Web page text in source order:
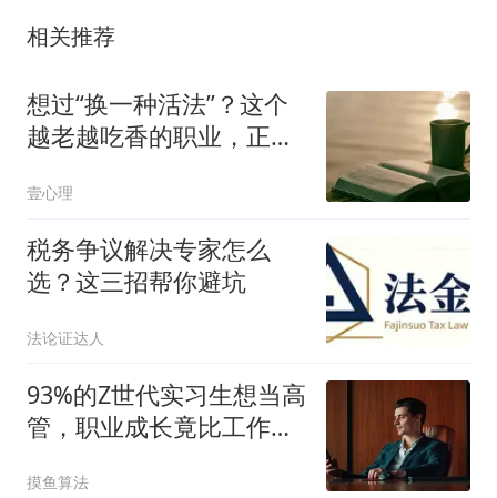
相关推荐
想过“换一种活法”？这个
越老越吃香的职业，正在
壹心理
税务争议解决专家怎么
选？这三招帮你避坑
法论证达人
93%的Z世代实习生想当高
管，职业成长竟比工作生
摸鱼算法